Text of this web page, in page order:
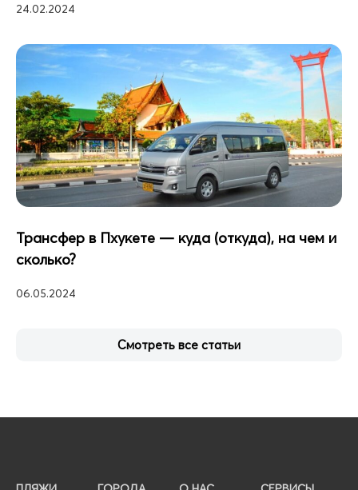
24.02.2024
Трансфер в Пхукете — куда (откуда), на чем и
сколько?
06.05.2024
Смотреть все статьи